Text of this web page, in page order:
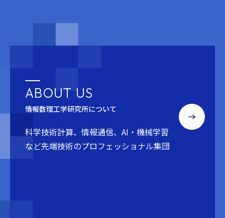
ABOUT US
情報数理工学研究所について
科学技術計算、情報通信、AI・機械学習
など先端技術のプロフェッショナル集団